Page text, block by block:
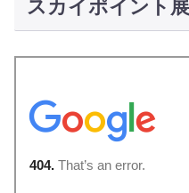
スカイポイント